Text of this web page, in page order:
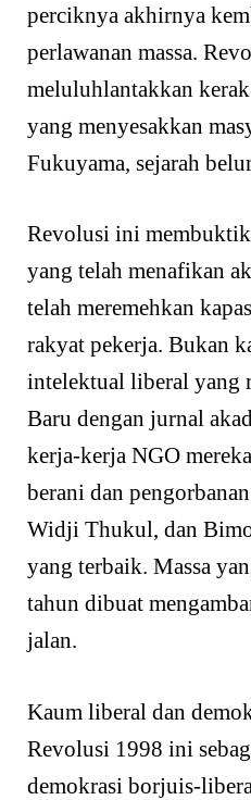
perciknya akhirnya
perlawanan massa.
meluluhlantakkan
yang menyesakkan
Fukuyama, sejarah
Revolusi ini
yang telah menafikan
telah meremehkan
rakyat pekerja. Bukan
intelektual liberal yang
Baru dengan jurnal
kerja-kerja NGO
berani dan
Widji Thukul, dan
yang terbaik. Massa
tahun dibuat
jalan.
Kaum liberal dan
Revolusi 1998 ini
demokrasi borjuis-